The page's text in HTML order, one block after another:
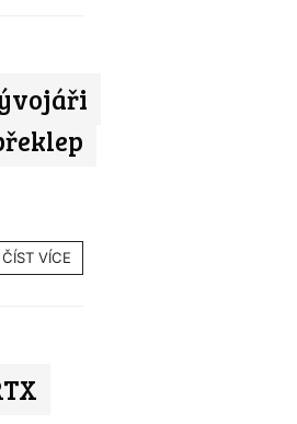
ČÍST VÍCE